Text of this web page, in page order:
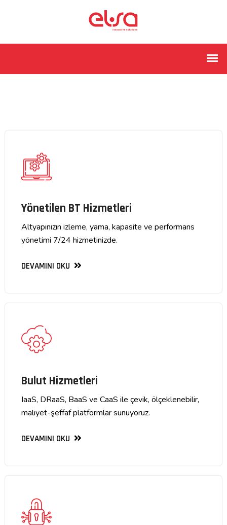
Yönetilen BT Hizmetleri
Altyapınızın izleme, yama, kapasite ve performans
yönetimi 7/24 hizmetinizde.
DEVAMINI OKU
Bulut Hizmetleri
IaaS, DRaaS, BaaS ve CaaS ile çevik, ölçeklenebilir,
maliyet-şeffaf platformlar sunuyoruz.
DEVAMINI OKU